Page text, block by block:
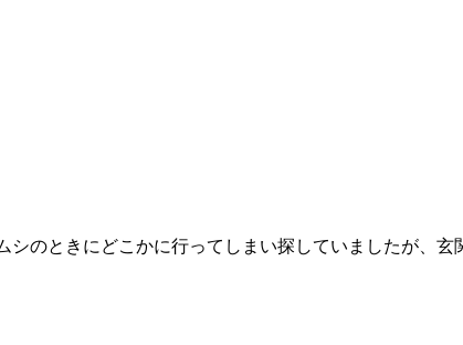
のときにどこかに行ってしまい探していましたが、玄